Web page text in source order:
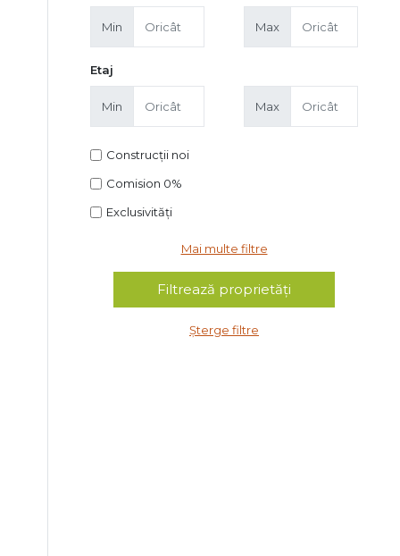
Min Max
Etaj
Min Max
Construcții noi
Comision 0%
Exclusivități
Mai multe filtre
Șterge filtre